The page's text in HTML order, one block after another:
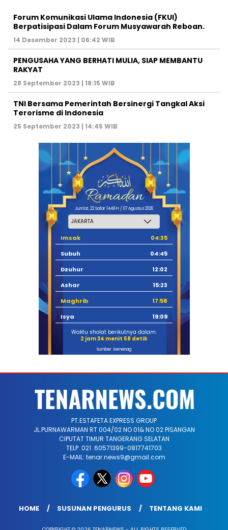
Forum Komunikasi Ulama Indonesia (FKUI)
Berpatisipasi Dalam Forum Musyawarah Reboan.
14 Desember 2023 | 06:42 WIB
PENGUSAHA YANG BERHATI MULIA, SIAP MEMBANTU
RAKYAT
28 September 2023 | 18:15 WIB
TNI Bersama Pemerintah Bersinergi Tangkal Aksi
Terorisme di Indonesia
25 September 2023 | 14:45 WIB
Jum'at, 22 Safar 1448 H / 07 Agustus 2026
Imsak
04:35
Subuh
04:45
Dzuhur
12:02
Ashar
15:23
Maghrib
17:58
Isya
19:09
Waktu sholat berikutnya dalam:
2 jam 34 menit 58 detik
Sumber: Kemenag
PT.ESTAFETA EXPRESS GROUP
JL.PURNAWARMAN RT 004/02 NO 01& NO 02 PISANGAN
CIPUTAT TIMUR TANGERANG SELATAN
TELP. 021 .60571399-0817741703
E-MAIL: tenar.news9@gmail.com
HOME SUSUNAN PENGURUS TENTANG KAMI